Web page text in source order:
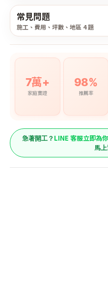
常見問題
施工、費用、坪數、地區 4 題
7萬+
家庭實證
98%
推薦率
急著開工？ LINE 客服立即為
馬